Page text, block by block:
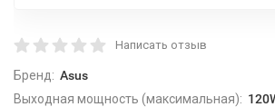
Написать отзыв
Бренд: Asus
Выходная мощность (максимальная):